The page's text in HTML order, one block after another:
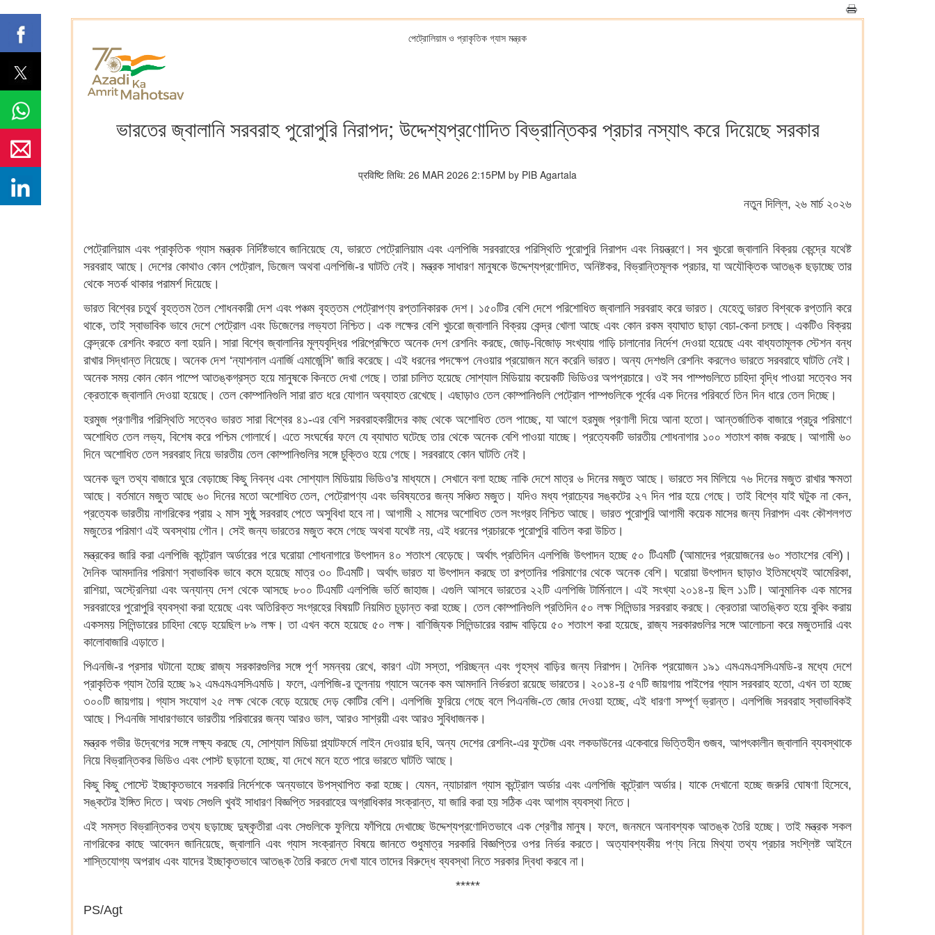
পেট্রোলিয়াম ও প্রাকৃতিক গ্যাস মন্ত্রক
ভারতের জ্বালানি সরবরাহ পুরোপুরি নিরাপদ; উদ্দেশ্যপ্রণোদিত বিভ্রান্তিকর প্রচার নস্যাৎ করে দিয়েছে সরকার
प्रविष्टि तिथि: 26 MAR 2026 2:15PM by PIB Agartala
নতুন দিল্লি, ২৬ মার্চ ২০২৬
পেট্রোলিয়াম এবং প্রাকৃতিক গ্যাস মন্ত্রক নির্দিষ্টভাবে জানিয়েছে যে, ভারতে পেট্রোলিয়াম এবং এলপিজি সরবরাহের পরিস্থিতি পুরোপুরি নিরাপদ এবং নিয়ন্ত্রণে। সব খুচরো জ্বালানি বিক্রয় কেন্দ্রে যথেষ্ট
সরবরাহ আছে। দেশের কোথাও কোন পেট্রোল, ডিজেল অথবা এলপিজি-র ঘাটতি নেই। মন্ত্রক সাধারণ মানুষকে উদ্দেশ্যপ্রণোদিত, অনিষ্টকর, বিভ্রান্তিমূলক প্রচার, যা অযৌক্তিক আতঙ্ক ছড়াচ্ছে তার
থেকে সতর্ক থাকার পরামর্শ দিয়েছে।
ভারত বিশ্বের চতুর্থ বৃহত্তম তৈল শোধনকারী দেশ এবং পঞ্চম বৃহত্তম পেট্রোপণ্য রপ্তানিকারক দেশ। ১৫০টির বেশি দেশে পরিশোধিত জ্বালানি সরবরাহ করে ভারত। যেহেতু ভারত বিশ্বকে রপ্তানি করে
থাকে, তাই স্বাভাবিক ভাবে দেশে পেট্রোল এবং ডিজেলের লভ্যতা নিশ্চিত। এক লক্ষের বেশি খুচরো জ্বালানি বিক্রয় কেন্দ্র খোলা আছে এবং কোন রকম ব্যাঘাত ছাড়া বেচা-কেনা চলছে। একটিও বিক্রয়
কেন্দ্রকে রেশনিং করতে বলা হয়নি। সারা বিশ্বে জ্বালানির মূল্যবৃদ্ধির পরিপ্রেক্ষিতে অনেক দেশ রেশনিং করছে, জোড়-বিজোড় সংখ্যায় গাড়ি চালানোর নির্দেশ দেওয়া হয়েছে এবং বাধ্যতামূলক স্টেশন বন্ধ
রাখার সিদ্ধান্ত নিয়েছে। অনেক দেশ ‘ন্যাশনাল এনার্জি এমার্জেন্সি’ জারি করেছে। এই ধরনের পদক্ষেপ নেওয়ার প্রয়োজন মনে করেনি ভারত। অন্য দেশগুলি রেশনিং করলেও ভারতে সরবরাহে ঘাটতি নেই।
অনেক সময় কোন কোন পাম্পে আতঙ্কগ্রস্ত হয়ে মানুষকে কিনতে দেখা গেছে। তারা চালিত হয়েছে সোশ্যাল মিডিয়ায় কয়েকটি ভিডিওর অপপ্রচারে। ওই সব পাম্পগুলিতে চাহিদা বৃদ্ধি পাওয়া সত্বেও সব
ক্রেতাকে জ্বালানি দেওয়া হয়েছে। তেল কোম্পানিগুলি সারা রাত ধরে যোগান অব্যাহত রেখেছে। এছাড়াও তেল কোম্পানিগুলি পেট্রোল পাম্পগুলিকে পূর্বের এক দিনের পরিবর্তে তিন দিন ধারে তেল দিচ্ছে।
হরমুজ প্রণালীর পরিস্থিতি সত্বেও ভারত সারা বিশ্বের ৪১-এর বেশি সরবরাহকারীদের কাছ থেকে অশোধিত তেল পাচ্ছে, যা আগে হরমুজ প্রণালী দিয়ে আনা হতো। আন্তর্জাতিক বাজারে প্রচুর পরিমাণে
অশোধিত তেল লভ্য, বিশেষ করে পশ্চিম গোলার্ধে। এতে সংঘর্ষের ফলে যে ব্যাঘাত ঘটেছে তার থেকে অনেক বেশি পাওয়া যাচ্ছে। প্রত্যেকটি ভারতীয় শোধনাগার ১০০ শতাংশ কাজ করছে। আগামী ৬০
দিনে অশোধিত তেল সরবরাহ নিয়ে ভারতীয় তেল কোম্পানিগুলির সঙ্গে চুক্তিও হয়ে গেছে। সরবরাহে কোন ঘাটতি নেই।
অনেক ভুল তথ্য বাজারে ঘুরে বেড়াচ্ছে কিছু নিবন্ধ এবং সোশ্যাল মিডিয়ায় ভিডিও'র মাধ্যমে। সেখানে বলা হচ্ছে নাকি দেশে মাত্র ৬ দিনের মজুত আছে। ভারতে সব মিলিয়ে ৭৬ দিনের মজুত রাখার ক্ষমতা
আছে। বর্তমানে মজুত আছে ৬০ দিনের মতো অশোধিত তেল, পেট্রোপণ্য এবং ভবিষ্যতের জন্য সঞ্চিত মজুত। যদিও মধ্য প্রাচ্যের সঙ্কটের ২৭ দিন পার হয়ে গেছে। তাই বিশ্বে যাই ঘটুক না কেন,
প্রত্যেক ভারতীয় নাগরিকের প্রায় ২ মাস সুষ্ঠু সরবরাহ পেতে অসুবিধা হবে না। আগামী ২ মাসের অশোধিত তেল সংগ্রহ নিশ্চিত আছে। ভারত পুরোপুরি আগামী কয়েক মাসের জন্য নিরাপদ এবং কৌশলগত
মজুতের পরিমাণ এই অবস্থায় গৌন। সেই জন্য ভারতের মজুত কমে গেছে অথবা যথেষ্ট নয়, এই ধরনের প্রচারকে পুরোপুরি বাতিল করা উচিত।
মন্ত্রকের জারি করা এলপিজি কন্ট্রোল অর্ডারের পরে ঘরোয়া শোধনাগারে উৎপাদন ৪০ শতাংশ বেড়েছে। অর্থাৎ প্রতিদিন এলপিজি উৎপাদন হচ্ছে ৫০ টিএমটি (আমাদের প্রয়োজনের ৬০ শতাংশের বেশি)।
দৈনিক আমদানির পরিমাণ স্বাভাবিক ভাবে কমে হয়েছে মাত্র ৩০ টিএমটি। অর্থাৎ ভারত যা উৎপাদন করছে তা রপ্তানির পরিমাণের থেকে অনেক বেশি। ঘরোয়া উৎপাদন ছাড়াও ইতিমধ্যেই আমেরিকা,
রাশিয়া, অস্ট্রেলিয়া এবং অন্যান্য দেশ থেকে আসছে ৮০০ টিএমটি এলপিজি ভর্তি জাহাজ। এগুলি আসবে ভারতের ২২টি এলপিজি টার্মিনালে। এই সংখ্যা ২০১৪-য় ছিল ১১টি। আনুমানিক এক মাসের
সরবরাহের পুরোপুরি ব্যবস্থা করা হয়েছে এবং অতিরিক্ত সংগ্রহের বিষয়টি নিয়মিত চূড়ান্ত করা হচ্ছে। তেল কোম্পানিগুলি প্রতিদিন ৫০ লক্ষ সিলিন্ডার সরবরাহ করছে। ক্রেতারা আতঙ্কিত হয়ে বুকিং করায়
একসময় সিলিন্ডারের চাহিদা বেড়ে হয়েছিল ৮৯ লক্ষ। তা এখন কমে হয়েছে ৫০ লক্ষ। বাণিজ্যিক সিলিন্ডারের বরাদ্দ বাড়িয়ে ৫০ শতাংশ করা হয়েছে, রাজ্য সরকারগুলির সঙ্গে আলোচনা করে মজুতদারি এবং
কালোবাজারি এড়াতে।
পিএনজি-র প্রসার ঘটানো হচ্ছে রাজ্য সরকারগুলির সঙ্গে পূর্ণ সমন্বয় রেখে, কারণ এটা সস্তা, পরিচ্ছন্ন এবং গৃহস্থ বাড়ির জন্য নিরাপদ। দৈনিক প্রয়োজন ১৯১ এমএমএসসিএমডি-র মধ্যে দেশে
প্রাকৃতিক গ্যাস তৈরি হচ্ছে ৯২ এমএমএসসিএমডি। ফলে, এলপিজি-র তুলনায় গ্যাসে অনেক কম আমদানি নির্ভরতা রয়েছে ভারতের। ২০১৪-য় ৫৭টি জায়গায় পাইপের গ্যাস সরবরাহ হতো, এখন তা হচ্ছে
৩০০টি জায়গায়। গ্যাস সংযোগ ২৫ লক্ষ থেকে বেড়ে হয়েছে দেড় কোটির বেশি। এলপিজি ফুরিয়ে গেছে বলে পিএনজি-তে জোর দেওয়া হচ্ছে, এই ধারণা সম্পূর্ণ ভ্রান্ত। এলপিজি সরবরাহ স্বাভাবিকই
আছে। পিএনজি সাধারণভাবে ভারতীয় পরিবারের জন্য আরও ভাল, আরও সাশ্রয়ী এবং আরও সুবিধাজনক।
মন্ত্রক গভীর উদ্বেগের সঙ্গে লক্ষ্য করছে যে, সোশ্যাল মিডিয়া প্ল্যাটফর্মে লাইন দেওয়ার ছবি, অন্য দেশের রেশনিং-এর ফুটেজ এবং লকডাউনের একেবারে ভিত্তিহীন গুজব, আপৎকালীন জ্বালানি ব্যবস্থাকে
নিয়ে বিভ্রান্তিকর ভিডিও এবং পোস্ট ছড়ানো হচ্ছে, যা দেখে মনে হতে পারে ভারতে ঘাটতি আছে।
কিছু কিছু পোস্টে ইচ্ছাকৃতভাবে সরকারি নির্দেশকে অন্যভাবে উপস্থাপিত করা হচ্ছে। যেমন, ন্যাচারাল গ্যাস কন্ট্রোল অর্ডার এবং এলপিজি কন্ট্রোল অর্ডার। যাকে দেখানো হচ্ছে জরুরি ঘোষণা হিসেবে,
সঙ্কটের ইঙ্গিত দিতে। অথচ সেগুলি খুবই সাধারণ বিজ্ঞপ্তি সরবরাহের অগ্রাধিকার সংক্রান্ত, যা জারি করা হয় সঠিক এবং আগাম ব্যবস্থা নিতে।
এই সমস্ত বিভ্রান্তিকর তথ্য ছড়াচ্ছে দুষ্কৃতীরা এবং সেগুলিকে ফুলিয়ে ফাঁপিয়ে দেখাচ্ছে উদ্দেশ্যপ্রণোদিতভাবে এক শ্রেণীর মানুষ। ফলে, জনমনে অনাবশ্যক আতঙ্ক তৈরি হচ্ছে। তাই মন্ত্রক সকল
নাগরিকের কাছে আবেদন জানিয়েছে, জ্বালানি এবং গ্যাস সংক্রান্ত বিষয়ে জানতে শুধুমাত্র সরকারি বিজ্ঞপ্তির ওপর নির্ভর করতে। অত্যাবশ্যকীয় পণ্য নিয়ে মিথ্যা তথ্য প্রচার সংশ্লিষ্ট আইনে
শাস্তিযোগ্য অপরাধ এবং যাদের ইচ্ছাকৃতভাবে আতঙ্ক তৈরি করতে দেখা যাবে তাদের বিরুদ্ধে ব্যবস্থা নিতে সরকার দ্বিধা করবে না।
*****
PS/Agt